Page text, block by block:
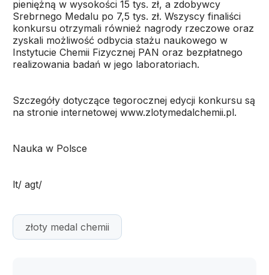
pieniężną w wysokości 15 tys. zł, a zdobywcy
Srebrnego Medalu po 7,5 tys. zł. Wszyscy finaliści
konkursu otrzymali również nagrody rzeczowe oraz
zyskali możliwość odbycia stażu naukowego w
Instytucie Chemii Fizycznej PAN oraz bezpłatnego
realizowania badań w jego laboratoriach.
Szczegóły dotyczące tegorocznej edycji konkursu są
na stronie internetowej www.zlotymedalchemii.pl.
Nauka w Polsce
lt/ agt/
złoty medal chemii